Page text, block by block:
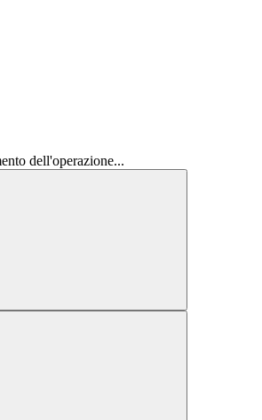
dell'operazione...